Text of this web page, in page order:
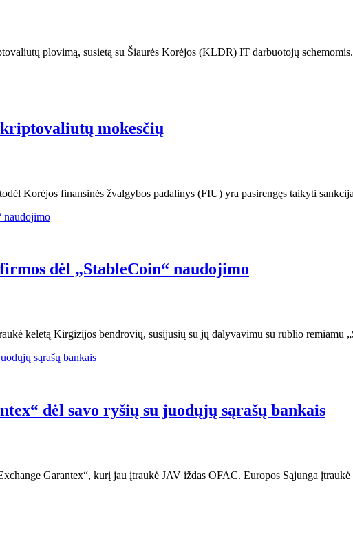
plovimą, susietą su Šiaurės Korėjos (KLDR) IT darbuotojų
mokesčių
Korėjos finansinės žvalgybos padalinys (FIU) yra pasirengęs taikyti
dėl „StableCoin“ naudojimo
keletą Kirgizijos bendrovių, susijusių su jų dalyvavimu su rublio
dėl savo ryšių su juodųjų sąrašų bankais
Garantex“, kurį jau įtraukė JAV iždas OFAC. Europos Sąjunga